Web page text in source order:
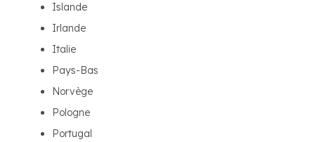
Islande
Irlande
Italie
Pays-Bas
Norvège
Pologne
Portugal